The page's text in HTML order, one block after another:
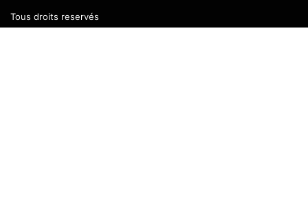
Tous droits reservés